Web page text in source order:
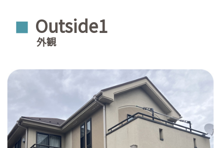
■ Outside1
外観